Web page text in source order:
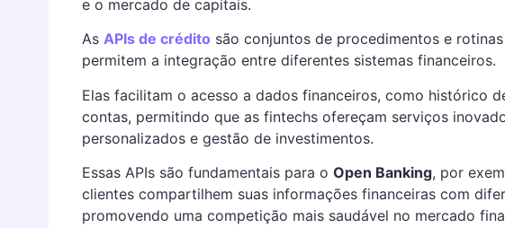
e o mercado de capitais.
As APIs de crédito são conjuntos de procedimentos e
permitem a integração entre diferentes sistemas financeiros.
Elas facilitam o acesso a dados financeiros, como histórico
contas, permitindo que as fintechs ofereçam serviços
personalizados e gestão de investimentos.
Essas APIs são fundamentais para o Open Banking, por
clientes compartilhem suas informações financeiras com
promovendo uma competição mais saudável no mercado